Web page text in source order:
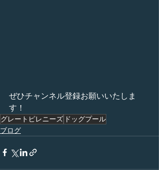
ぜひチャンネル登録お願いいたしま
す！
グレートピレニーズ ドッグプール
ブログ